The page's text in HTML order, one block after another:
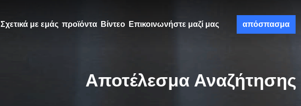
Σχετικά με εμάς προϊόντα Βίντεο Επικοινωνήστε μαζί μας απόσπασμα
Αποτέλεσμα Αναζήτησης